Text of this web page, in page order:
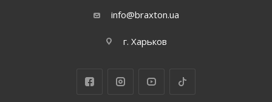
info@braxton.ua
г. Харьков